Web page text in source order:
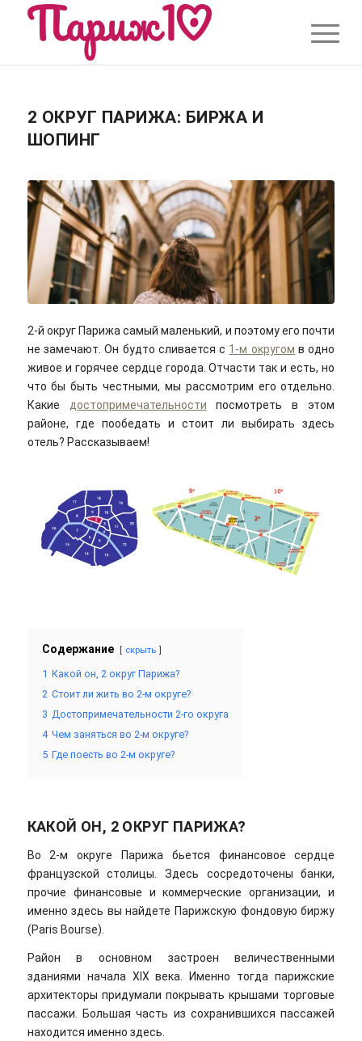
2 ОКРУГ ПАРИЖА: БИРЖА И
ШОПИНГ
2-й округ Парижа самый маленький, и поэтому его почти
не замечают. Он будто сливается с 1-м округом в одно
живое и горячее сердце города. Отчасти так и есть, но
что бы быть честными, мы рассмотрим его отдельно.
Какие достопримечательности посмотреть в этом
районе, где пообедать и стоит ли выбирать здесь
отель? Рассказываем!
Содержание скрыть
1 Какой он, 2 округ Парижа?
2 Стоит ли жить во 2-м округе?
3 Достопримечательности 2-го округа
4 Чем заняться во 2-м округе?
5 Где поесть во 2-м округе?
КАКОЙ ОН, 2 ОКРУГ ПАРИЖА?
Во 2-м округе Парижа бьется финансовое сердце
французской столицы. Здесь сосредоточены банки,
прочие финансовые и коммерческие организации, и
именно здесь вы найдете Парижскую фондовую биржу
(Paris Bourse).
Район в основном застроен величественными
зданиями начала ХIХ века. Именно тогда парижские
архитекторы придумали покрывать крышами торговые
пассажи. Большая часть из сохранившихся пассажей
находится именно здесь.